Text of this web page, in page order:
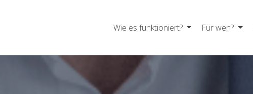
Wie es funktioniert? Für wen?